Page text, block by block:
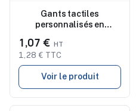
Gants tactiles
personnalisés en
WINDSOR
1,07 €
1,28 € TTC
Voir le produit